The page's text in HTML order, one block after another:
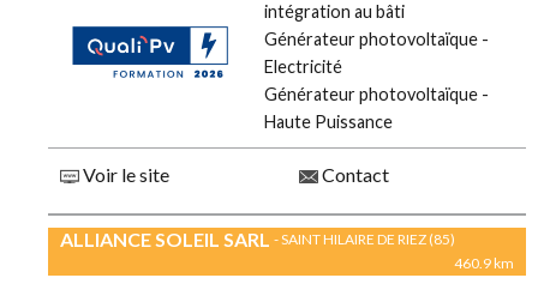
intégration au bâti
Générateur photovoltaïque -
Electricité
Générateur photovoltaïque -
Haute Puissance
Voir le site Contact
ALLIANCE SOLEIL SARL - SAINT HILAIRE DE RIEZ (85)
460.9 km